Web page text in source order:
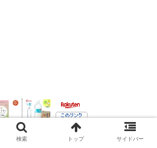
検索 トップ サイドバー